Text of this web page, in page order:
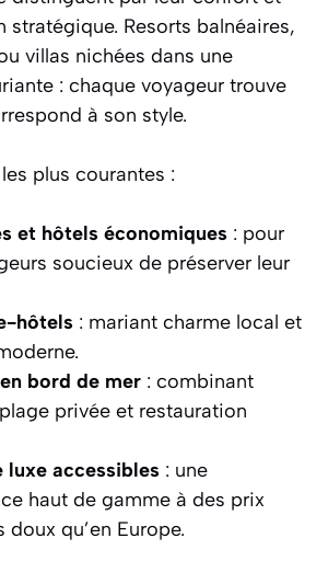
stratégique. Resorts balnéaires,
villas nichées dans une
: chaque voyageur trouve
à son style.
plus courantes :
et hôtels économiques : pour
soucieux de préserver leur
hôtels : mariant charme local et
bord de mer : combinant
privée et restauration
luxe accessibles : une
haut de gamme à des prix
doux qu’en Europe.